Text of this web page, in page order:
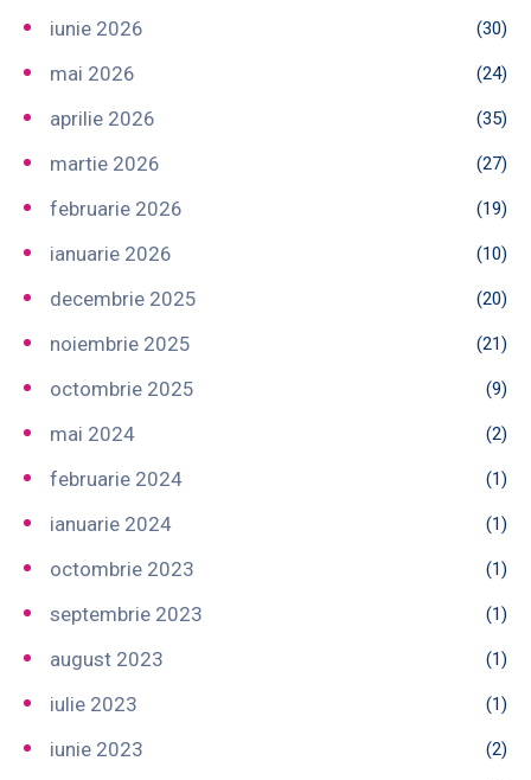
iunie 2026 (30)
mai 2026 (24)
aprilie 2026 (35)
martie 2026 (27)
februarie 2026 (19)
ianuarie 2026 (10)
decembrie 2025 (20)
noiembrie 2025 (21)
octombrie 2025 (9)
mai 2024 (2)
februarie 2024 (1)
ianuarie 2024 (1)
octombrie 2023 (1)
septembrie 2023 (1)
august 2023 (1)
iulie 2023 (1)
iunie 2023 (2)